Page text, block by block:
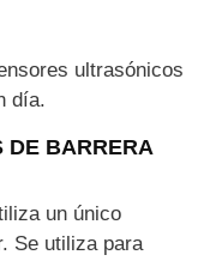
ultrasónicos
día.
DE BARRERA
un único
Se utiliza para